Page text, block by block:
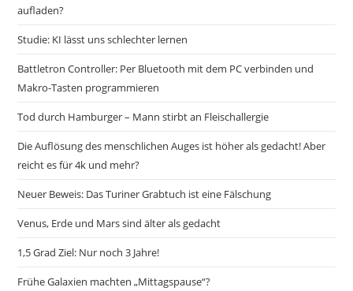
aufladen?
Studie: KI lässt uns schlechter lernen
Battletron Controller: Per Bluetooth mit dem PC verbinden und
Makro-Tasten programmieren
Tod durch Hamburger – Mann stirbt an Fleischallergie
Die Auflösung des menschlichen Auges ist höher als gedacht! Aber
reicht es für 4k und mehr?
Neuer Beweis: Das Turiner Grabtuch ist eine Fälschung
Venus, Erde und Mars sind älter als gedacht
1,5 Grad Ziel: Nur noch 3 Jahre!
Frühe Galaxien machten „Mittagspause“?